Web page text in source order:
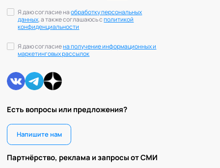
Есть вопросы или предложения?
Напишите нам
Партнёрство, реклама и запросы от СМИ
Я даю согласие наобработку персональных
данных, а также соглашаюсь сполитикой
конфиденциальности
Я даю согласиена получение информационных и
маркетинговых рассылок